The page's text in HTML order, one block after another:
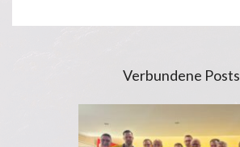
Verbundene Posts